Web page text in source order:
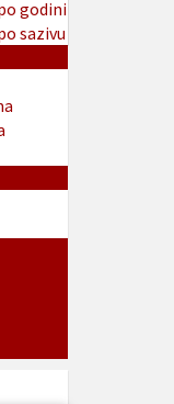
godini
sazivu